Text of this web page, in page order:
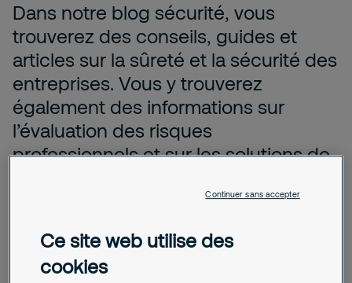
Dans notre blog sécurité, vous
trouverez des conseils, guides et
articles sur la sûreté et la sécurité des
entreprises. Vous y trouverez
également des informations sur
l’évaluation des risques
professionnels et sur les solutions de
Ce site web utilise des
cookies
Continuer sans accepter